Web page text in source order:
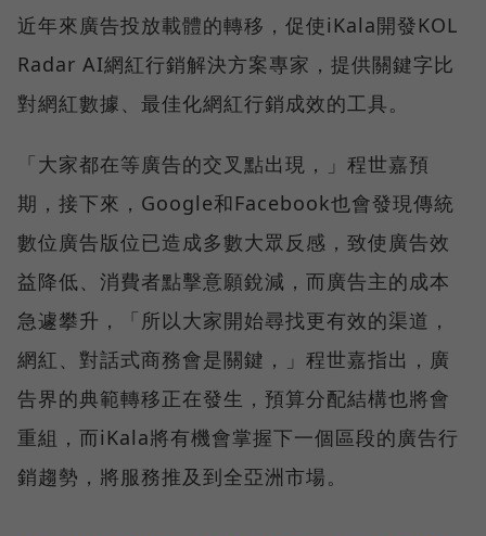
近年來廣告投放載體的轉移，促使iKala開發KOL
Radar AI網紅行銷解決方案專家，提供關鍵字比
對網紅數據、最佳化網紅行銷成效的工具。
「大家都在等廣告的交叉點出現，」程世嘉預
期，接下來，Google和Facebook也會發現傳統
數位廣告版位已造成多數大眾反感，致使廣告效
益降低、消費者點擊意願銳減，而廣告主的成本
急遽攀升，「所以大家開始尋找更有效的渠道，
網紅、對話式商務會是關鍵，」程世嘉指出，廣
告界的典範轉移正在發生，預算分配結構也將會
重組，而iKala將有機會掌握下一個區段的廣告行
銷趨勢，將服務推及到全亞洲市場。